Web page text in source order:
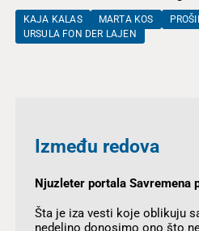
KAJA KALAS MARTA KOS
URSULA FON DER LAJEN
Između redova
Njuzleter portala Savremena
Šta je iza vesti koje oblikuju